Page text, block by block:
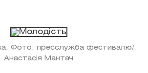
Фото: пресслужба фестивалю/
Анастасія Мантач